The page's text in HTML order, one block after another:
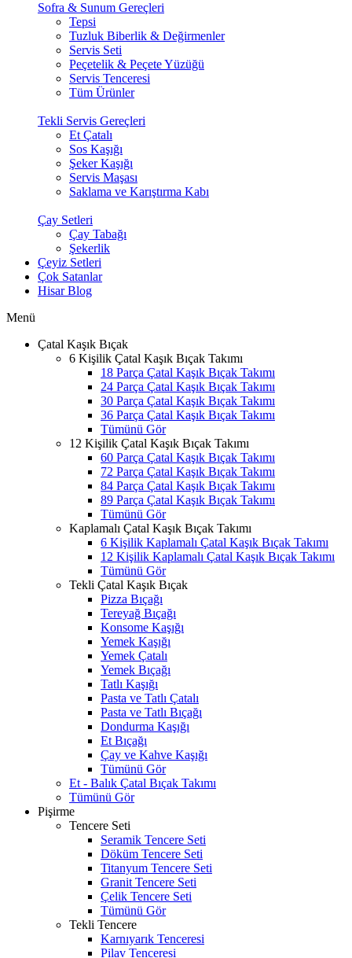
Sofra & Sunum Gereçleri
Tepsi
Tuzluk Biberlik & Değirmenler
Servis Seti
Peçetelik & Peçete Yüzüğü
Servis Tenceresi
Tüm Ürünler
Tekli Servis Gereçleri
Et Çatalı
Sos Kaşığı
Şeker Kaşığı
Servis Maşası
Saklama ve Karıştırma Kabı
Çay Setleri
Çay Tabağı
Şekerlik
Çeyiz Setleri
Çok Satanlar
Hisar Blog
Menü
Çatal Kaşık Bıçak
6 Kişilik Çatal Kaşık Bıçak Takımı
18 Parça Çatal Kaşık Bıçak Takımı
24 Parça Çatal Kaşık Bıçak Takımı
30 Parça Çatal Kaşık Bıçak Takımı
36 Parça Çatal Kaşık Bıçak Takımı
Tümünü Gör
12 Kişilik Çatal Kaşık Bıçak Takımı
60 Parça Çatal Kaşık Bıçak Takımı
72 Parça Çatal Kaşık Bıçak Takımı
84 Parça Çatal Kaşık Bıçak Takımı
89 Parça Çatal Kaşık Bıçak Takımı
Tümünü Gör
Kaplamalı Çatal Kaşık Bıçak Takımı
6 Kişilik Kaplamalı Çatal Kaşık Bıçak Takımı
12 Kişilik Kaplamalı Çatal Kaşık Bıçak Takımı
Tümünü Gör
Tekli Çatal Kaşık Bıçak
Pizza Bıçağı
Tereyağ Bıçağı
Konsome Kaşığı
Yemek Kaşığı
Yemek Çatalı
Yemek Bıçağı
Tatlı Kaşığı
Pasta ve Tatlı Çatalı
Pasta ve Tatlı Bıçağı
Dondurma Kaşığı
Et Bıçağı
Çay ve Kahve Kaşığı
Tümünü Gör
Et - Balık Çatal Bıçak Takımı
Tümünü Gör
Pişirme
Tencere Seti
Seramik Tencere Seti
Döküm Tencere Seti
Titanyum Tencere Seti
Granit Tencere Seti
Çelik Tencere Seti
Tümünü Gör
Tekli Tencere
Karnıyarık Tenceresi
Pilav Tenceresi